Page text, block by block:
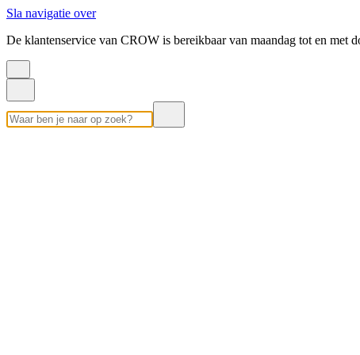
Sla navigatie over
De klantenservice van CROW is bereikbaar van maandag tot en met